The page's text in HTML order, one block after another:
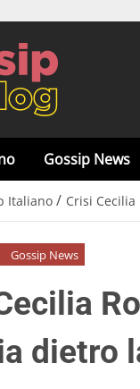
Gossip News
Italiano / Crisi
Gossip News
dietro